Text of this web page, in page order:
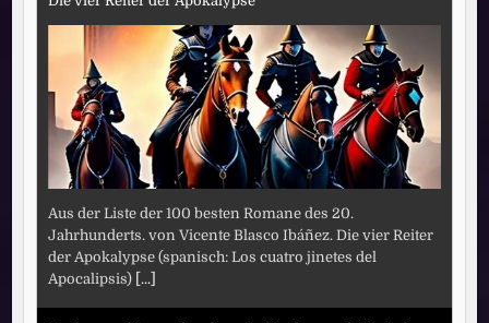
Aus der Liste der 100 besten Romane des 20.
Jahrhunderts. von Vicente Blasco Ibáñez. Die vier Reiter
der Apokalypse (spanisch: Los cuatro jinetes del
Apocalipsis) [...]